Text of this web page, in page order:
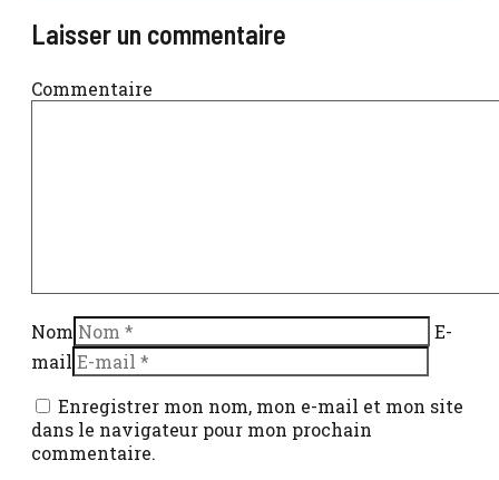
Laisser un commentaire
Commentaire
Nom
E-
mail
Enregistrer mon nom, mon e-mail et mon site
dans le navigateur pour mon prochain
commentaire.